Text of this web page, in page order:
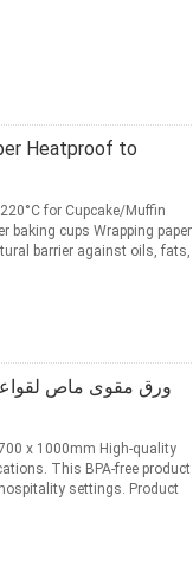
Heatproof to
for Cupcake/Muffin
baking cups Wrapping paper
barrier against oils, fats,
This BPA-free product
settings. Product